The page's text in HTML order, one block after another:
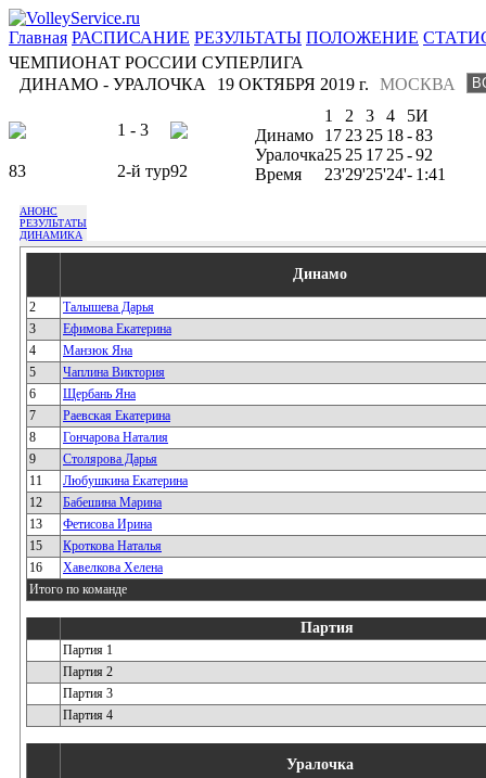
Главная РАСПИСАНИЕ РЕЗУЛЬТАТЫ ПОЛОЖЕНИЕ
ЧЕМПИОНАТ РОССИИ СУПЕРЛИГА
ДИНАМО - УРАЛОЧКА
МОСКВА
19 ОКТЯБРЯ 2019 г.
1 - 3
83 2-й тур92
1 2 3 4 5И
Динамо
17 23 25 18-83
Уралочка25 25 17 25-92
Время
23'29'25'24'- 1:41
АНОНС
РЕЗУЛЬТАТЫ
ДИНАМИКА
Динамо
2
Талышева Дарья
3
Ефимова Екатерина
4
Манзюк Яна
5
Чаплина Виктория
6
Щербань Яна
7
Раевская Екатерина
8
Гончарова Наталия
9
Столярова Дарья
11
Любушкина Екатерина
12
Бабешина Марина
13
Фетисова Ирина
15
Кроткова Наталья
16
Хавелкова Хелена
Итого по команде
Партия
Партия 1
Партия 2
Партия 3
Партия 4
Уралочка